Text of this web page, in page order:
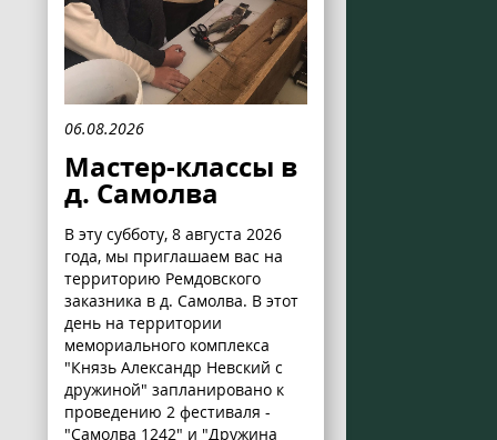
06.08.2026
Мастер-классы в
д. Самолва
В эту субботу, 8 августа 2026
года, мы приглашаем вас на
территорию Ремдовского
заказника в д. Самолва. В этот
день на территории
мемориального комплекса
"Князь Александр Невский с
дружиной" запланировано к
проведению 2 фестиваля -
"Самолва 1242" и "Дружина